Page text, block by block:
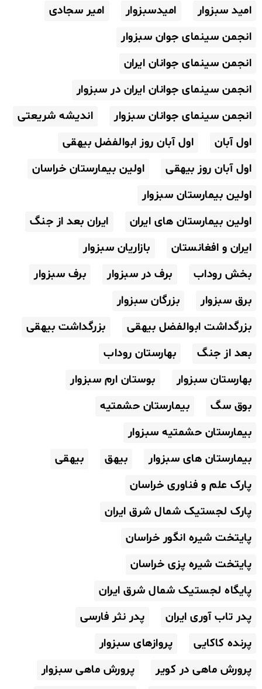
امید سبزوار
امیدسبزوار
امیر سجادی
انجمن سینمای جوان سبزوار
انجمن سینمای جوانان ایران
انجمن سینمای جوانان ایران در سبزوار
انجمن سینمای جوانان سبزوار
اندیشه شریعتی
اول آبان
اول آبان روز ابوالفضل بیهقی
اول آبان روز بیهقی
اولین بیمارستان خراسان
اولین بیمارستان سبزوار
اولین بیمارستان های ایران
ایران بعد از جنگ
ایران و افغانستان
بازاریان سبزوار
بخش روداب
برف در سبزوار
برف سبزوار
برق سبزوار
بزرگان سبزوار
بزرگداشت ابوالفضل بیهقی
بزرگداشت بیهقی
بعد از جنگ
بهارستان روداب
بهارستان سبزوار
بوستان ارم سبزوار
بوق سگ
بیمارستان حشمتیه
بیمارستان حشمتیه سبزوار
بیمارستان های سبزوار
بیهق
بیهقی
پارک علم و فناوری خراسان
پارک لجستیک شمال شرق ایران
پایتخت شیره انگور خراسان
پایتخت شیره پزی خراسان
پایگاه لجستیک شمال شرق ایران
پدر تاب آوری ایران
پدر نثر فارسی
پرنده کاکایی
پروازهای سبزوار
پرورش ماهی در کویر
پرورش ماهی سبزوار